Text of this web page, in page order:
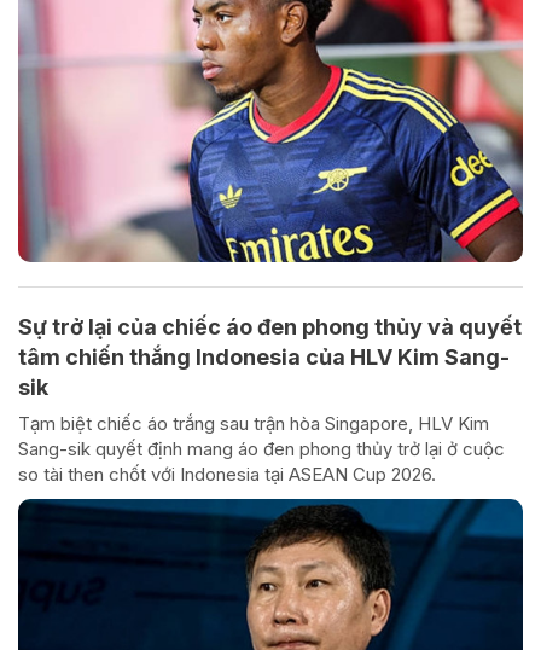
Sự trở lại của chiếc áo đen phong thủy và quyết
tâm chiến thắng Indonesia của HLV Kim Sang-
sik
Tạm biệt chiếc áo trắng sau trận hòa Singapore, HLV Kim
Sang-sik quyết định mang áo đen phong thủy trở lại ở cuộc
so tài then chốt với Indonesia tại ASEAN Cup 2026.